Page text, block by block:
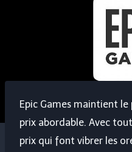
Epic Games maintient
prix abordable. Avec
prix qui font vibrer les